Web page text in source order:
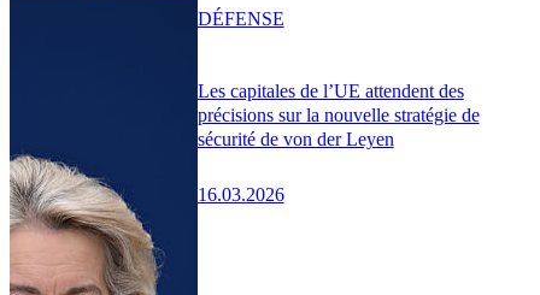
Les capitales de l’UE attendent des
précisions sur la nouvelle stratégie de
sécurité de von der Leyen
16.03.2026
DÉFENSE